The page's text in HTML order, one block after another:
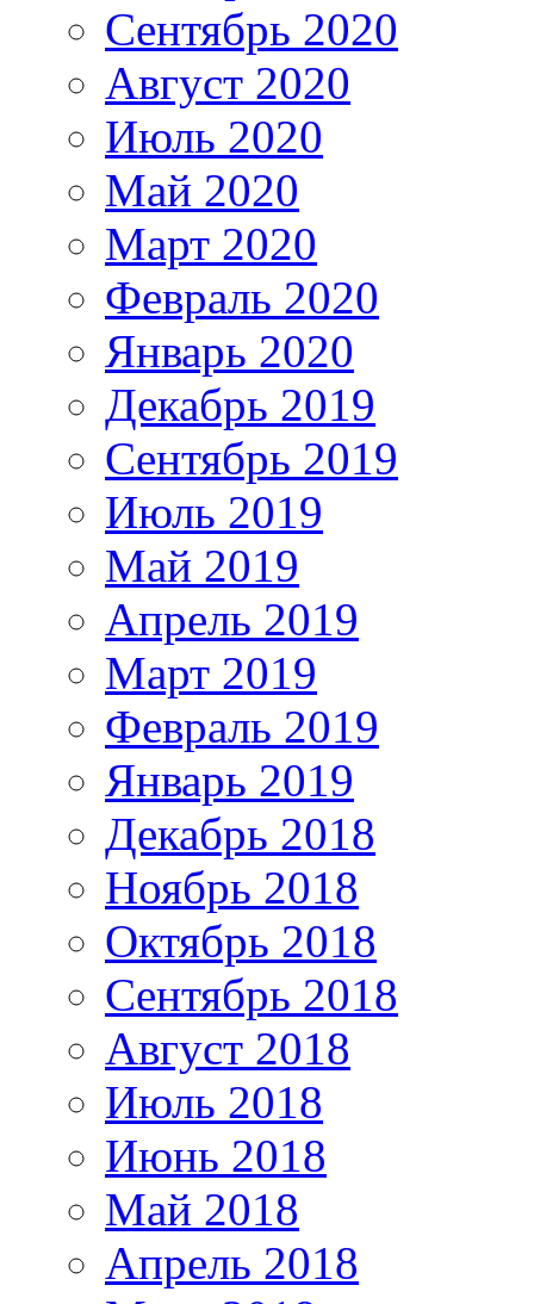
Сентябрь 2020
Август 2020
Июль 2020
Май 2020
Март 2020
Февраль 2020
Январь 2020
Декабрь 2019
Сентябрь 2019
Июль 2019
Май 2019
Апрель 2019
Март 2019
Февраль 2019
Январь 2019
Декабрь 2018
Ноябрь 2018
Октябрь 2018
Сентябрь 2018
Август 2018
Июль 2018
Июнь 2018
Май 2018
Апрель 2018